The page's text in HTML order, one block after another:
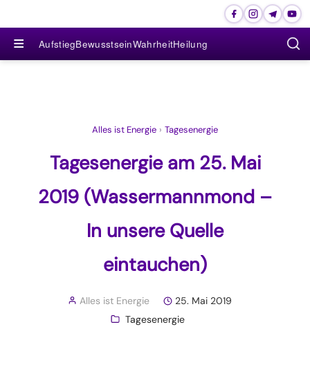
≡ AufstiegBewusstseinWahrheitHeilung
Alles ist Energie › Tagesenergie
Tagesenergie am 25. Mai
2019 (Wassermannmond –
In unsere Quelle
eintauchen)
Alles ist Energie
25. Mai 2019
Tagesenergie